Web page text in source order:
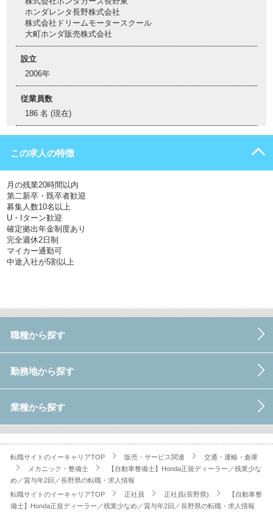
ホンダレンタ長野株式会社
株式会社ドリームモータースクール
大町ホンダ販売株式会社
設立
2006年
従業員数
186 名 (現在)
この求人の特徴
月の残業20時間以内
第二新卒・既卒者歓迎
募集人数10名以上
U・Iターン歓迎
確定拠出年金制度あり
完全週休2日制
マイカー通勤可
中途入社が5割以上
職種から探す
勤務地から探す
業種から探す
転職サイトのイーキャリアTOP 販売・サービス関連
交通・運輸・倉庫
メカニック・整備士
【自動車整備士】Honda正規ディーラー／残業少な
め／賞与年2回／長野県の転職・求人情報
転職サイトのイーキャリアTOP
正社員 正社員(長野県)
【自動車整
備士】Honda正規ディーラー／残業少なめ／賞与年2回／長野県の転職・求人情報